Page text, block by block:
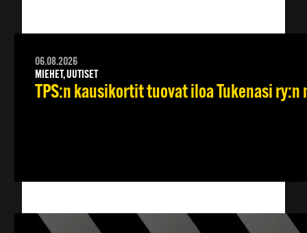
06.08.2026
MIEHET, UUTISET
TPS:n kausikortit tuovat iloa Tukenasi